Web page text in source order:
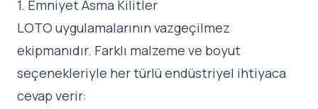
1. Emniyet Asma Kilitler
LOTO uygulamalarının vazgeçilmez
ekipmanıdır. Farklı malzeme ve boyut
seçenekleriyle her türlü endüstriyel ihtiyaca
cevap verir: